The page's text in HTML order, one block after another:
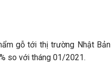
gỗ tới thị trường Nhật Bản
so với tháng 01/2021.